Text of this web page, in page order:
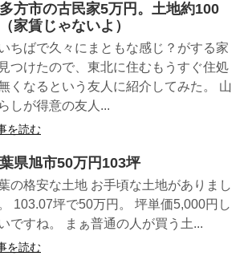
方市の古民家5万円。土地約100
家賃じゃないよ）
ちばで久々にまともな感じ？がする家
つけたので、東北に住むもうすぐ住処
くなるという友人に紹介してみた。 山
しが得意の友人...
を読む
県旭市50万円103坪
の格安な土地 お手頃な土地がありまし
103.07坪で50万円。 坪単価5,000円し
ですね。 まぁ普通の人が買う土...
を読む